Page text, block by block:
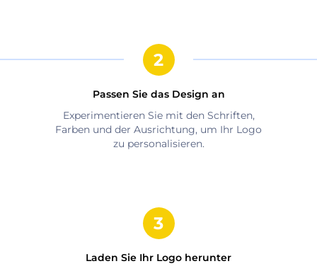
Passen Sie das Design an
Experimentieren Sie mit den Schriften,
Farben und der Ausrichtung, um Ihr Logo
zu personalisieren.
Laden Sie Ihr Logo herunter